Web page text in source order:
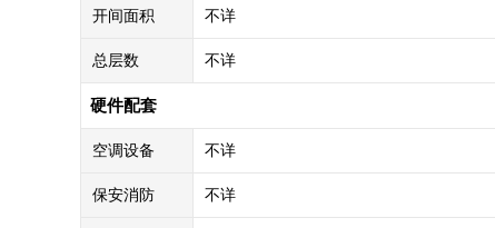
开间面积 不详
总层数 不详
硬件配套
空调设备 不详
保安消防 不详